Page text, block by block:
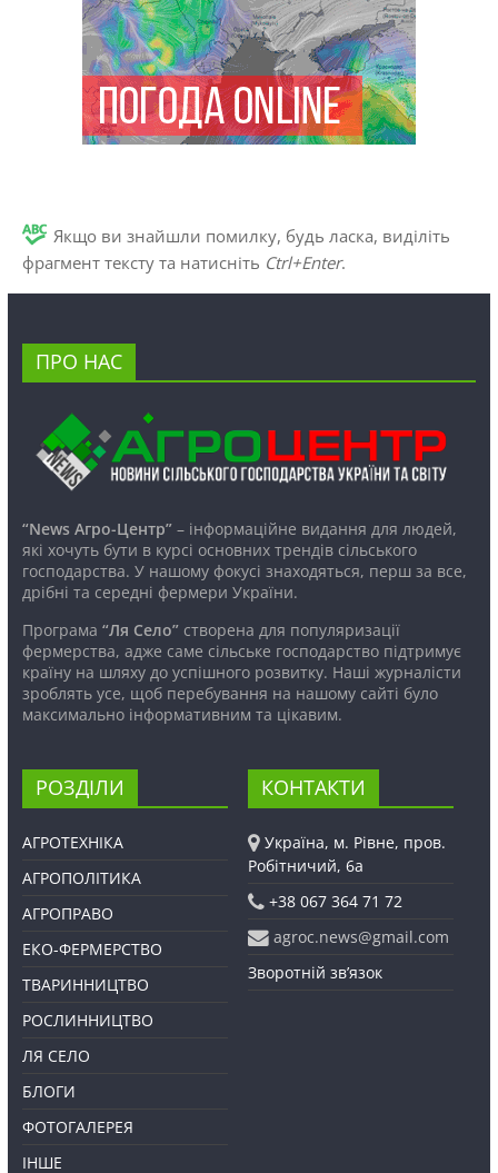
Якщо ви знайшли помилку, будь ласка, виділіть
фрагмент тексту та натисніть Ctrl+Enter.
ПРО НАС
“News Агро-Центр”– інформаційне видання для людей,
які хочуть бути в курсі основних трендів сільського
господарства. У нашому фокусі знаходяться, перш за все,
дрібні та середні фермери України.
Програма “Ля Село”створена для популяризації
фермерства, адже саме сільське господарство підтримує
країну на шляху до успішного розвитку. Наші журналісти
зроблять усе, щоб перебування на нашому сайті було
максимально інформативним та цікавим.
РОЗДІЛИ
АГРОТЕХНІКА
АГРОПОЛІТИКА
АГРОПРАВО
ЕКО-ФЕРМЕРСТВО
ТВАРИННИЦТВО
РОСЛИННИЦТВО
ЛЯ СЕЛО
БЛОГИ
ФОТОГАЛЕРЕЯ
ІНШЕ
КОНТАКТИ
Україна, м. Рівне, пров.
Робітничий, 6а
+38 067 364 71 72
agroc.news@gmail.com
Зворотній зв’язок